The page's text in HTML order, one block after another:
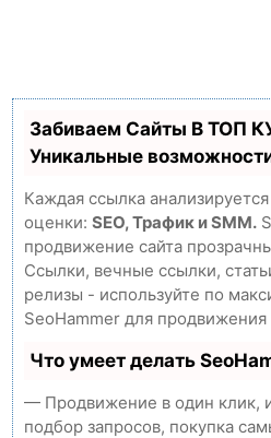
Забиваем Сайты В ТОП
Уникальные
Каждая ссылка
оценки: SEO, Трафик и SMM.
продвижение сайта
Ссылки, вечные ссылки,
релизы - используйте по
SeoHammer для продвижения
Что умеет делать
— Продвижение в один клик,
подбор запросов, покупка